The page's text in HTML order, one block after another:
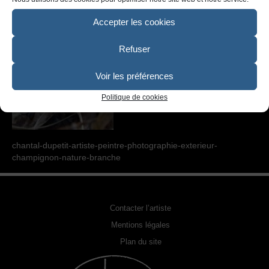
Accepter les cookies
Refuser
Voir les préférences
Politique de cookies
PHOTOGRAPHIE URBEX
RELOOKING FAUTEUILS & MEUBLES
REPRODUCTION DE PHOTO
ACQUÉRIR UNE OEUVRE
EXPOSITIONS
PHOTOS DE L’ARTISTE
LA PRESSE EN PARLE
chantal-dupetit-artiste-peintre-photographie-exterieur-
champignon-nature-branche
Contacter l’artiste
Mentions légales
Plan du site